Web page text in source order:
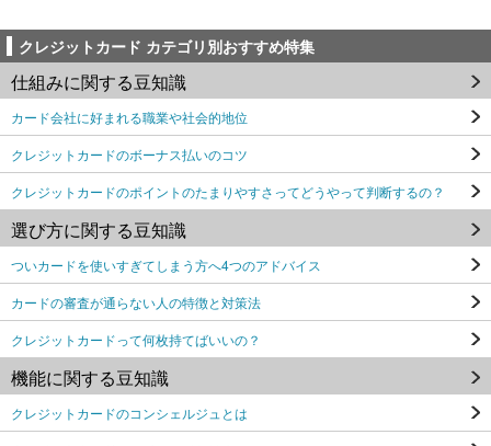
クレジットカード カテゴリ別おすすめ特集
仕組みに関する豆知識
カード会社に好まれる職業や社会的地位
クレジットカードのボーナス払いのコツ
クレジットカードのポイントのたまりやすさってどうやって判断するの？
選び方に関する豆知識
ついカードを使いすぎてしまう方へ4つのアドバイス
カードの審査が通らない人の特徴と対策法
クレジットカードって何枚持てばいいの？
機能に関する豆知識
クレジットカードのコンシェルジュとは